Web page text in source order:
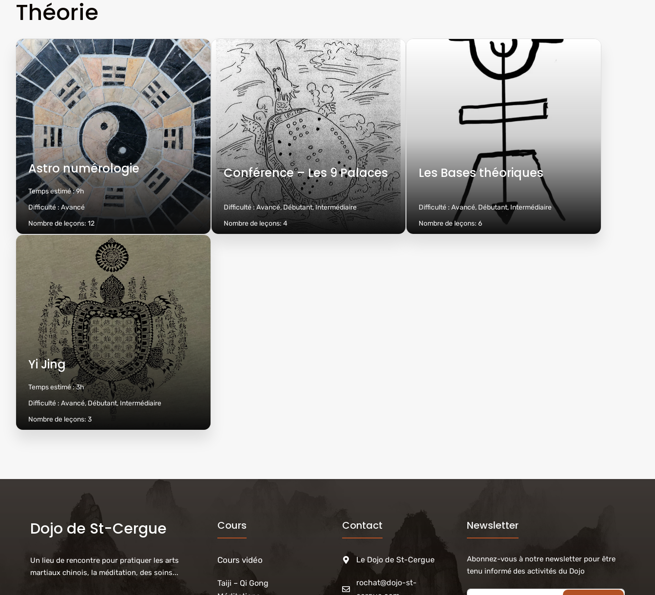
Théorie
Astro numérologie
Temps estimé :9h
Difficulté : Avancé
Nombre de leçons: 12
Conférence – Les 9 Palaces
Difficulté :Avancé, Débutant, Intermédiaire
Nombre de leçons: 4
Les Bases théoriques
Difficulté :Avancé, Débutant, Intermédiaire
Nombre de leçons:6
Yi Jing
Temps estimé :3h
Difficulté : Avancé, Débutant, Intermédiaire
Nombre de leçons: 3
Dojo de St-Cergue
Un lieu de rencontre pour pratiquer les arts
martiaux chinois, la méditation, des soins...
Cours
Cours vidéo
Taiji – Qi Gong
Contact
Le Dojo de St-Cergue
rochat@dojo-st-
Newsletter
Abonnez-vous à notre newsletter pour être
tenu informé des activités du Dojo